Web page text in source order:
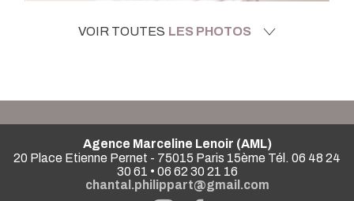
VOIR TOUTES LES PHOTOS
Agence Marceline Lenoir (AML)
20 Place Etienne Pernet - 75015 Paris 15ème Tél. 06 48 24
30 61 • 06 62 30 21 16
chantal.philippart@gmail.com